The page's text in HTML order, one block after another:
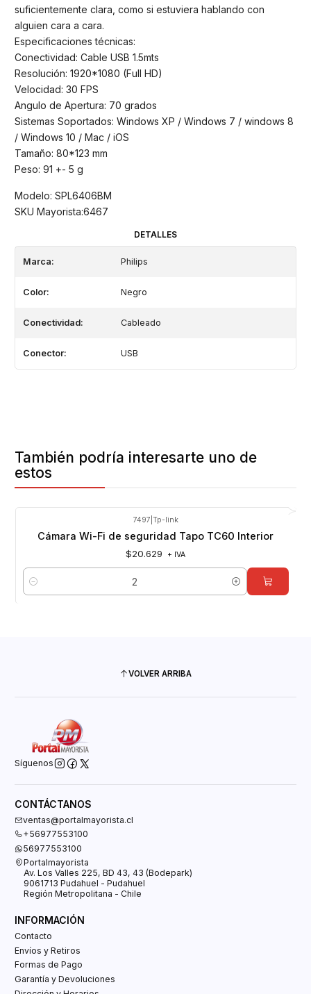
suficientemente clara, como si estuviera hablando con
alguien cara a cara.
Especificaciones técnicas:
Conectividad: Cable USB 1.5mts
Resolución: 1920*1080 (Full HD)
Velocidad: 30 FPS
Angulo de Apertura: 70 grados
Sistemas Soportados: Windows XP / Windows 7 / windows 8
/ Windows 10 / Mac / iOS
Tamaño: 80*123 mm
Peso: 91 +- 5 g
Modelo: SPL6406BM
SKU Mayorista:6467
DETALLES
Marca: Philips
Color: Negro
Conectividad: Cableado
Conector: USB
También podría interesarte uno de
estos
7497 Tp-link
Cámara Wi-Fi de seguridad Tapo TC60 Interior
$20.629 + IVA
Cantidad
VOLVER ARRIBA
Síguenos
CONTÁCTANOS
ventas@portalmayorista.cl
+56977553100
56977553100
Portalmayorista
Av. Los Valles 225, BD 43, 43 (Bodepark)
9061713 Pudahuel - Pudahuel
Región Metropolitana - Chile
INFORMACIÓN
Contacto
Envíos y Retiros
Formas de Pago
Garantía y Devoluciones